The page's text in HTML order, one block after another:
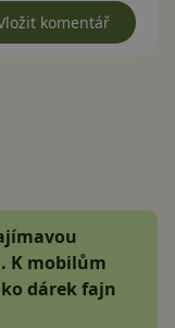
komentář
K mobilům
dárek fajn